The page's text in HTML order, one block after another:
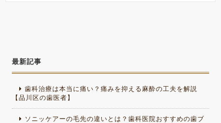
最新記事
歯科治療は本当に痛い？痛みを抑える麻酔の工夫を解説
【品川区の歯医者】
ソニッケアーの毛先の違いとは？歯科医院おすすめの歯ブ